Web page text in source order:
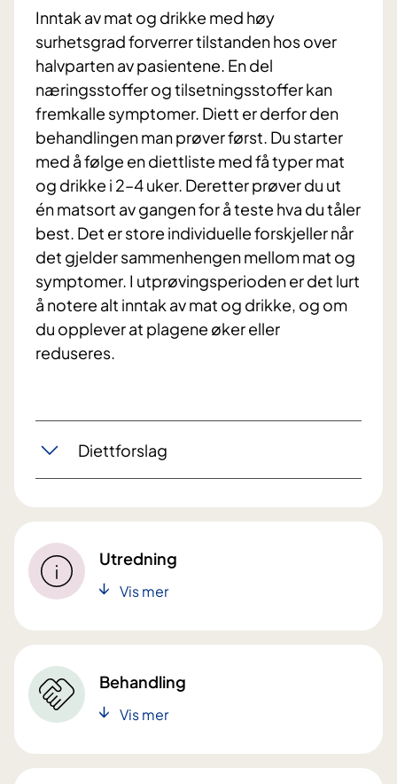
Inntak av mat og drikke med høy
surhetsgrad forverrer tilstanden hos over
halvparten av pasientene. En del
næringsstoffer og tilsetningsstoffer kan
fremkalle symptomer. Diett er derfor den
behandlingen man prøver først. Du starter
med å følge en diettliste med få typer mat
og drikke i 2–4 uker. Deretter prøver du ut
én matsort av gangen for å teste hva du tåler
best. Det er store individuelle forskjeller når
det gjelder sammenhengen mellom mat og
symptomer. I utprøvingsperioden er det lurt
å notere alt inntak av mat og drikke, og om
du opplever at plagene øker eller
reduseres.
Diettforslag
Utredning
Vis mer
Behandling
Vis mer